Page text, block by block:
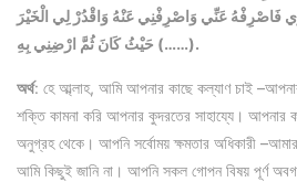
فَاصْرِفْهُ عَنِّي وَاصْرِفْنِي عَنْهُ وَاقْدُرْ لِي الْخَيْرَ
حَيْثُ كَانَ ثُمَّ ارْضِنِي بِهِ (……).
অর্থ: হে আ্ল্লাহ, আমি আপনার কাছে কল্যাণ চাই
শক্তি কামনা করি আপনার কুদরতের সাহায্যে। আপনার
অনুগ্রহ থেকে। আপনি সর্বোময় ক্ষমতার অধিকারী
আমি কিছুই জানি না। আপনি সকল গোপন বিষয় পূর্ণ